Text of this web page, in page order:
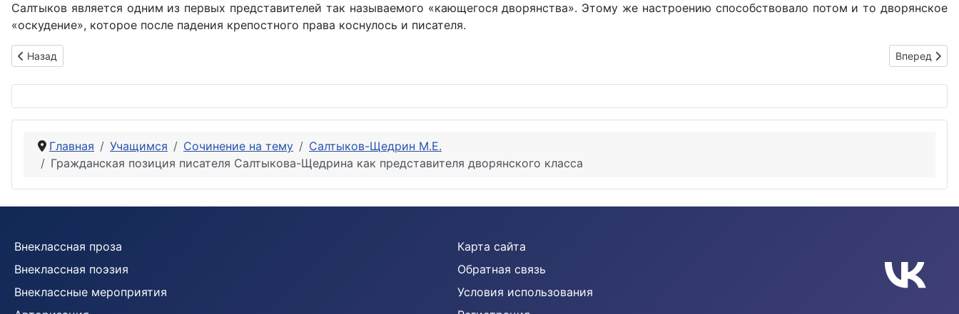
Салтыков является одним из первых представителей так называемого «кающегося дворянства». Этому же настроению способствовало потом и то дворянское
«оскудение», которое после падения крепостного права коснулось и писателя.
Предыдущий: Жанр сказки в творчестве Салтыкова-Щедрина на примере «Премудрого пискаря»
Назад Следующий:
Вперед
Главная Учащимся Сочинение на тему
Салтыков-Щедрин М.Е.
Гражданская позиция писателя Салтыкова-Щедрина как представителя дворянского класса
Внеклассная проза
Внеклассная поэзия
Внеклассные мероприятия
Карта сайта
Обратная связь
Условия использования